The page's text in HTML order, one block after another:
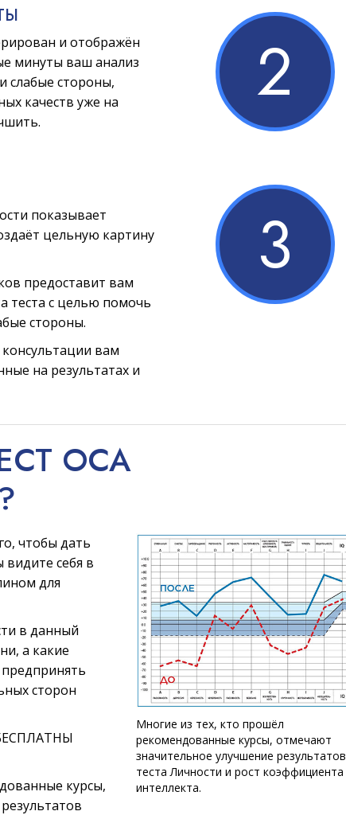
и отображён
минуты ваш анализ
слабые стороны,
качеств уже на
2
показывает
цельную картину
предоставит вам
теста с целью помочь
стороны.
вам
на результатах и
3
ОСА
чтобы дать
себя в
для
в данный
а какие
сторон
курсы,
Многие из тех, кто прошёл
рекомендованные курсы, отмечают
значительное улучшение результатов
теста Личности и рост коэффициента
интеллекта.